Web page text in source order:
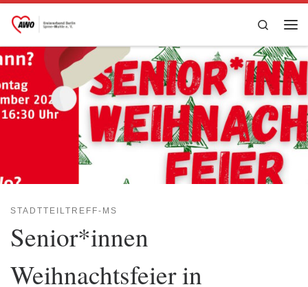
Zum Inhalt springen
Search
STADTTEILTREFF-MS
Senior*innen
Weihnachtsfeier in